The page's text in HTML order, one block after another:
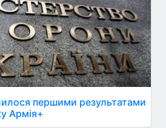
першими результатами
Армія+